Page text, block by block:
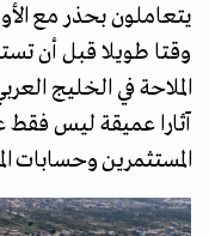
يتعاملون بحذر مع
وقتا طويلا قبل أن
الملاحة في الخليج
آثارا عميقة ليس
المستثمرين وحسابات